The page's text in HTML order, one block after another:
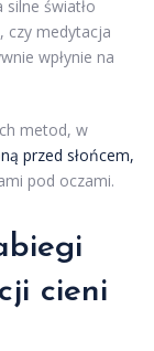
światło
czy medytacja
wpłynie na
metod, w
przed słońcem,
pod oczami.
cieni